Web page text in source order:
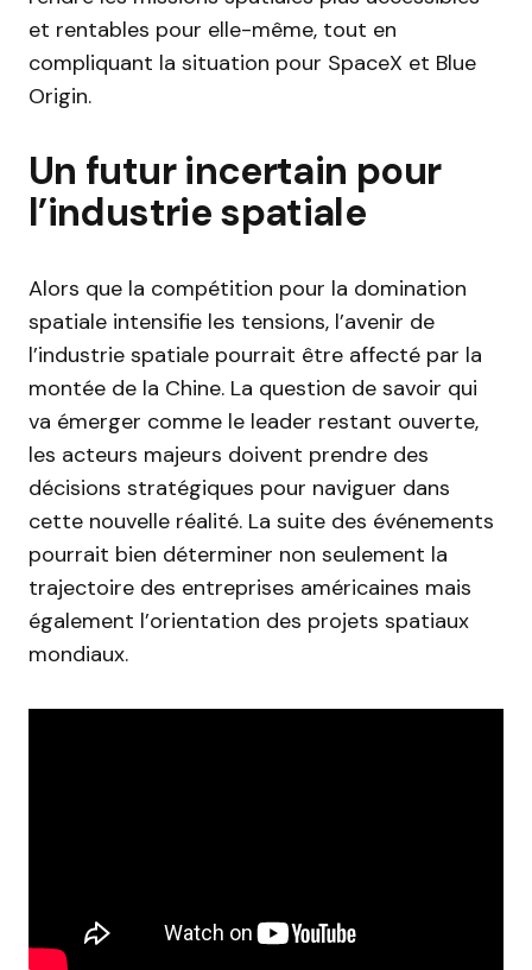
et rentables pour elle-même, tout en
compliquant la situation pour SpaceX et Blue
Origin.
Un futur incertain pour
l’industrie spatiale
Alors que la compétition pour la domination
spatiale intensifie les tensions, l’avenir de
l’industrie spatiale pourrait être affecté par la
montée de la Chine. La question de savoir qui
va émerger comme le leader restant ouverte,
les acteurs majeurs doivent prendre des
décisions stratégiques pour naviguer dans
cette nouvelle réalité. La suite des événements
pourrait bien déterminer non seulement la
trajectoire des entreprises américaines mais
également l’orientation des projets spatiaux
mondiaux.